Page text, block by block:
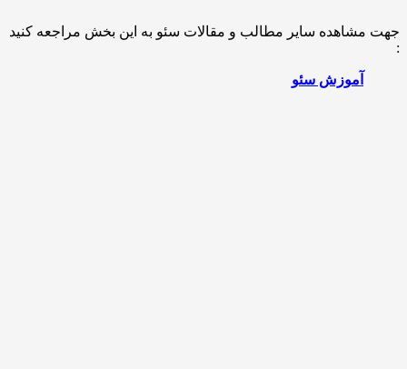
سایر مطالب و مقالات سئو به این بخش مراجعه کنید
سئو